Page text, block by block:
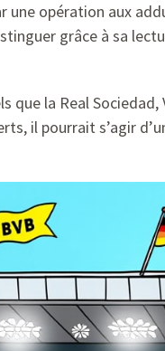
une opération aux
grâce à sa
que la Real
il pourrait s’agir